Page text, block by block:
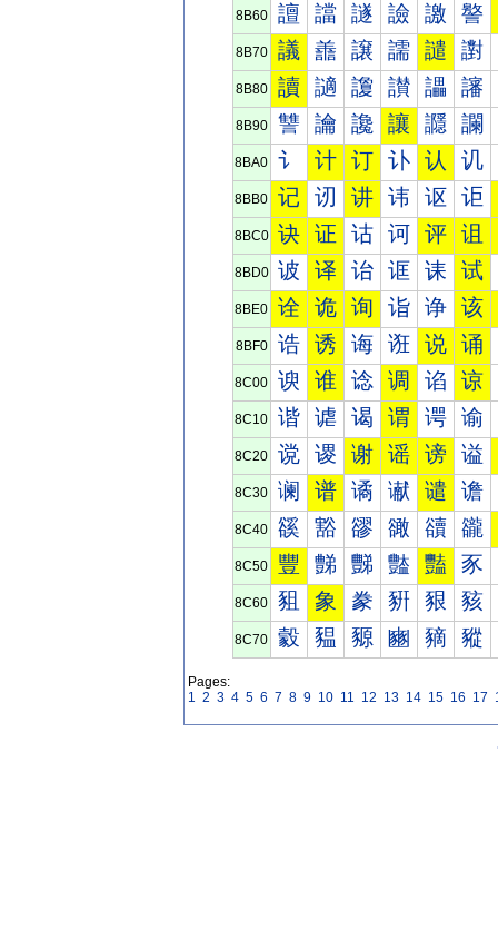
8B60 譠 譡 譢 譣 譤 譥
8B70 議 譱 譲 譳 譴 譵
8B80 讀 讁 讂 讃 讄 讅
8B90 讐 讑 讒 讓 讔 讕
8BA0 讠 计 订 讣 认 讥
8BB0 记 讱 讲 讳 讴 讵
8BC0 诀 证 诂 诃 评 诅
8BD0 诐 译 诒 诓 诔 试
8BE0 诠 诡 询 诣 诤 该
8BF0 诰 诱 诲 诳 说 诵
8C00 谀 谁 谂 调 谄 谅
8C10 谐 谑 谒 谓 谔 谕
8C20 谠 谡 谢 谣 谤 谥
8C30 谰 谱 谲 谳 谴 谵
8C40 豀 豁 豂 豃 豄 豅
8C50 豐 豑 豒 豓 豔 豕
8C60 豠 象 豢 豣 豤 豥
8C70 豰 豱 豲 豳 豴 豵
Pages:
1 2 3 4 5 6 7 8 9 10 11 12 13 14 15 16 17